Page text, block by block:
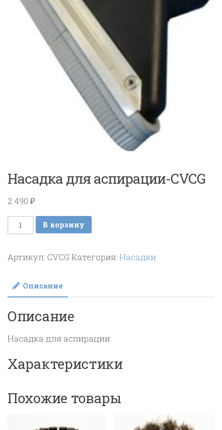
Насадка для аспирации-CVCG
2 490 ₽
Количество
товара
для
CVCG
В корзину
Артикул: CVCG Категория: Насадки
Описание
Описание
Насадка для аспирации
Характеристики
Похожие товары